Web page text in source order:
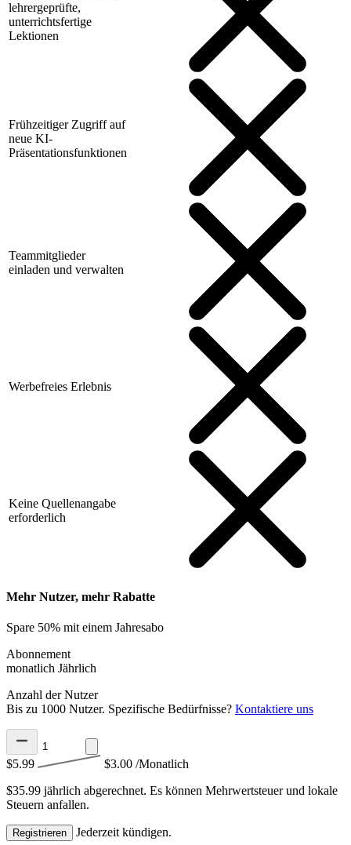
lehrergeprüfte,
unterrichtsfertige
Lektionen
Frühzeitiger Zugriff auf
neue KI-
Präsentationsfunktionen
Teammitglieder
einladen und verwalten
Werbefreies Erlebnis
Keine Quellenangabe
erforderlich
Mehr Nutzer, mehr Rabatte
Spare 50% mit einem Jahresabo
Abonnement
monatlich Jährlich
Anzahl der Nutzer
Bis zu 1000 Nutzer. Spezifische Bedürfnisse? Kontaktiere uns
$5.99 $3.00 /Monatlich
$35.99 jährlich abgerechnet. Es können Mehrwertsteuer und lokale
Steuern anfallen.
Registrieren Jederzeit kündigen.